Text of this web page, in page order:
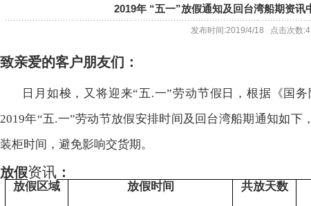
2019年 “五一”放假通知及回台湾船期资讯
发布时间:2019/4/18 点击次数
致亲爱的客户朋友们：
日月如梭，又将迎来“五.一”劳动节假日，根据《国
2019年“五.一”劳动节放假安排时间及回台湾船期通知如下
装柜时间，避免影响交货期。
放假资讯 ：
放假区域 放假时间 共放天数